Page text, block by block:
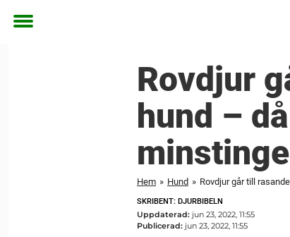
Toggle
Rovdjur
hund –
Hem » Hund » Rovdjur går till
SKRIBENT: DJURBIBELN
Uppdaterad: jun 23, 2022, 11:55
Publicerad: jun 23, 2022, 11:55